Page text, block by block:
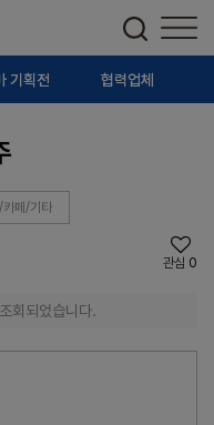
기획전 협력업체
카페/기타
관심 0
회되었습니다.